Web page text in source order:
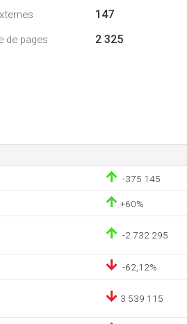
147
de pages 2 325
-375 145
+60%
-2 732 295
-62,12%
3 539 115